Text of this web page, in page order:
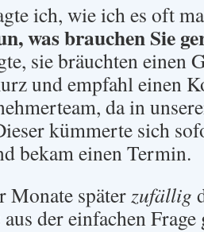
ich, wie ich es oft
was brauchen Sie
sie bräuchten einen
und empfahl einen
da in
kümmerte sich
bekam einen Termin.
Monate späterzufällig
der einfachen